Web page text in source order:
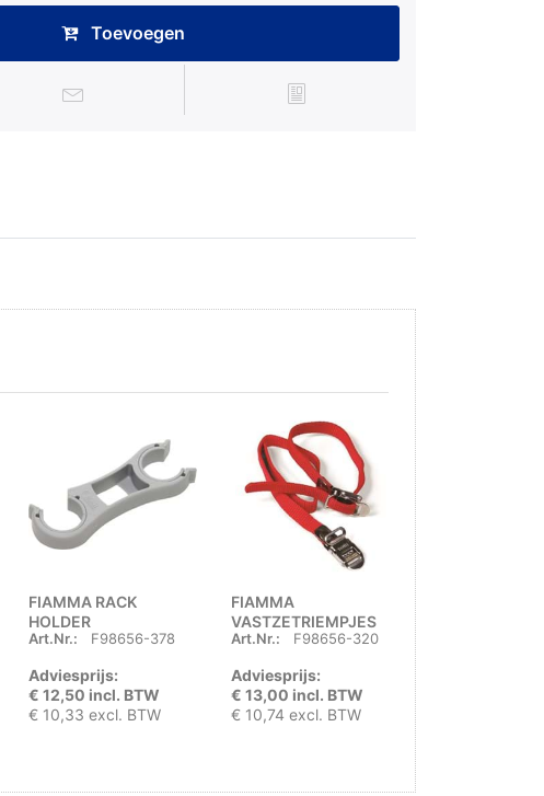
Toevoegen
FIAMMA RACK
HOLDER
Art.Nr.: F98656-378
Adviesprijs:
€ 12,50 incl. BTW
€ 10,33 excl. BTW
FIAMMA
VASTZETRIEMPJES
SET/2
Art.Nr.: F98656-320
Adviesprijs:
€ 13,00 incl. BTW
€ 10,74 excl. BTW